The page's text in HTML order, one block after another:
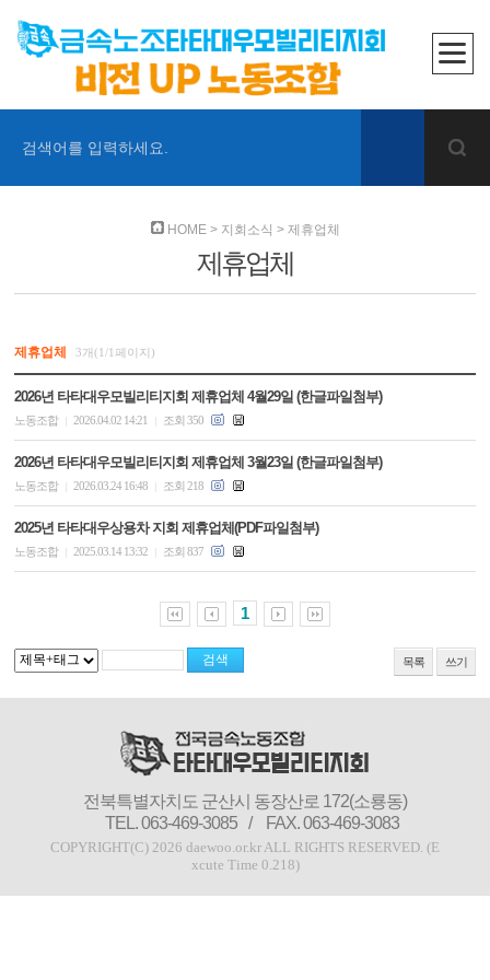
검색어를 입력하세요.
HOME> 지회소식 > 제휴업체
제휴업체
제휴업체 3개(1/1페이지)
2026년 타타대우모빌리티지회 제휴업체 4월29일 (한글파일첨부)
노동조합 2026.04.02 14:21 조회 350
2026년 타타대우모빌리티지회 제휴업체 3월23일 (한글파일첨부)
노동조합 2026.03.24 16:48 조회 218
2025년 타타대우상용차 지회 제휴업체(PDF파일첨부)
노동조합 2025.03.14 13:32 조회 837
1
목록 쓰기
전북특별자치도 군산시 동장산로 172(소룡동)
TEL. 063-469-3085 / FAX. 063-469-3083
COPYRIGHT(C) 2026 daewoo.or.kr ALL RIGHTS RESERVED. (E
xcute Time 0.218)